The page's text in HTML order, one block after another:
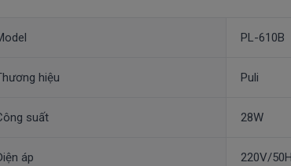
PL-610B
hiệu Puli
suất 28W
áp 220V/